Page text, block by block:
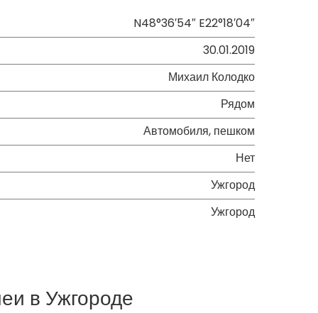
N48°36′54″ E22°18′04″
30.01.2019
Михаил Колодко
Рядом
Автомобиля, пешком
Нет
Ужгород
Ужгород
в Ужгороде